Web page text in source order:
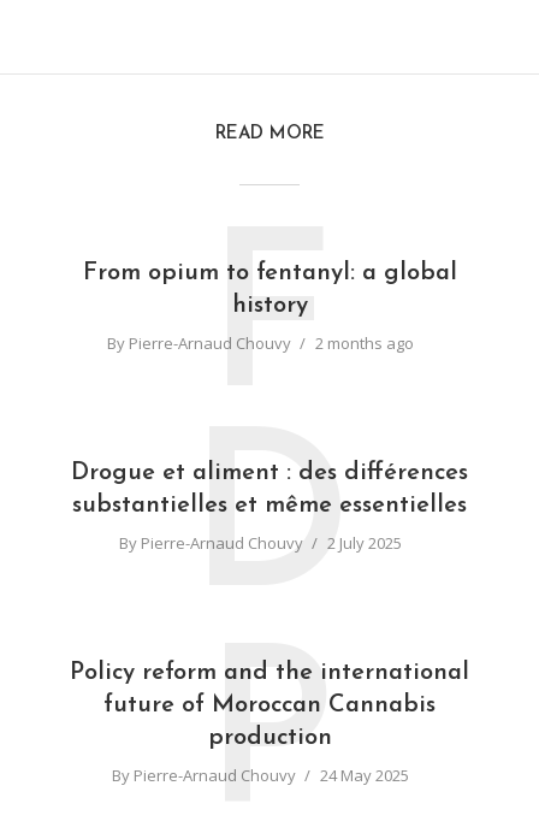
READ MORE
From opium to fentanyl: a global
history
By Pierre-Arnaud Chouvy 2 months ago
F
Drogue et aliment : des différences
substantielles et même essentielles
By Pierre-Arnaud Chouvy 2 July 2025
D
Policy reform and the international
future of Moroccan Cannabis
production
By Pierre-Arnaud Chouvy 24 May 2025
P